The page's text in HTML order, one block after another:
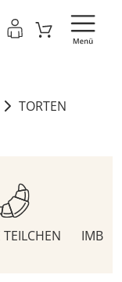
TORTEN
TEILCHEN